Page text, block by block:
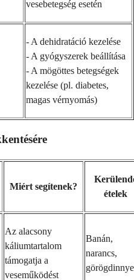
vesebetegség esetén
- A dehidratáció kezelése
- A gyógyszerek beállítása
- A mögöttes betegségek
kezelése (pl. diabetes,
magas vérnyomás)
Miért segítenek?
ételek
Az alacsony
káliumtartalom
támogatja a
veseműködést
Banán,
narancs,
görögdinnye